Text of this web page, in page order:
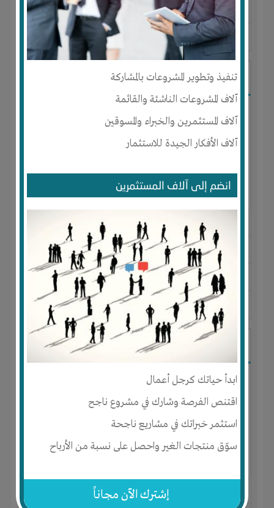
تنفيذ وتطوير المشروعات بالمشاركة
آلاف المشروعات الناشئة والقائمة
آلاف المستثمرين والخبراء والمسوقين
آلاف الأفكار الجيدة للاستثمار
انضم إلى آلاف المستثمرين
ابدأ حياتك كرجل أعمال
اقتنص الفرصة وشارك في مشروع ناجح
استثمر خبراتك في مشاريع ناجحة
سوّق منتجات الغير واحصل على نسبة من الأرباح
إشترك الآن مجاناً
المكان : مصر-جنوب سيناء طور سيناء
آخر ظهور: : منذ 2 سنوات
Roze Roze
الجنس : أنثى
لديـه :تسويق
المكان : السعودية- الشرقية-القطيف
آخر ظهور: : منذ 2 سنوات
Hassan Hassan